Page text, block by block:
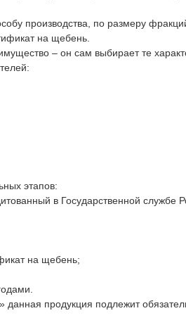
производства, по размеру
на щебень.
– он сам выбирает те
этапов:
в Государственной службе
на щебень;
продукция подлежит